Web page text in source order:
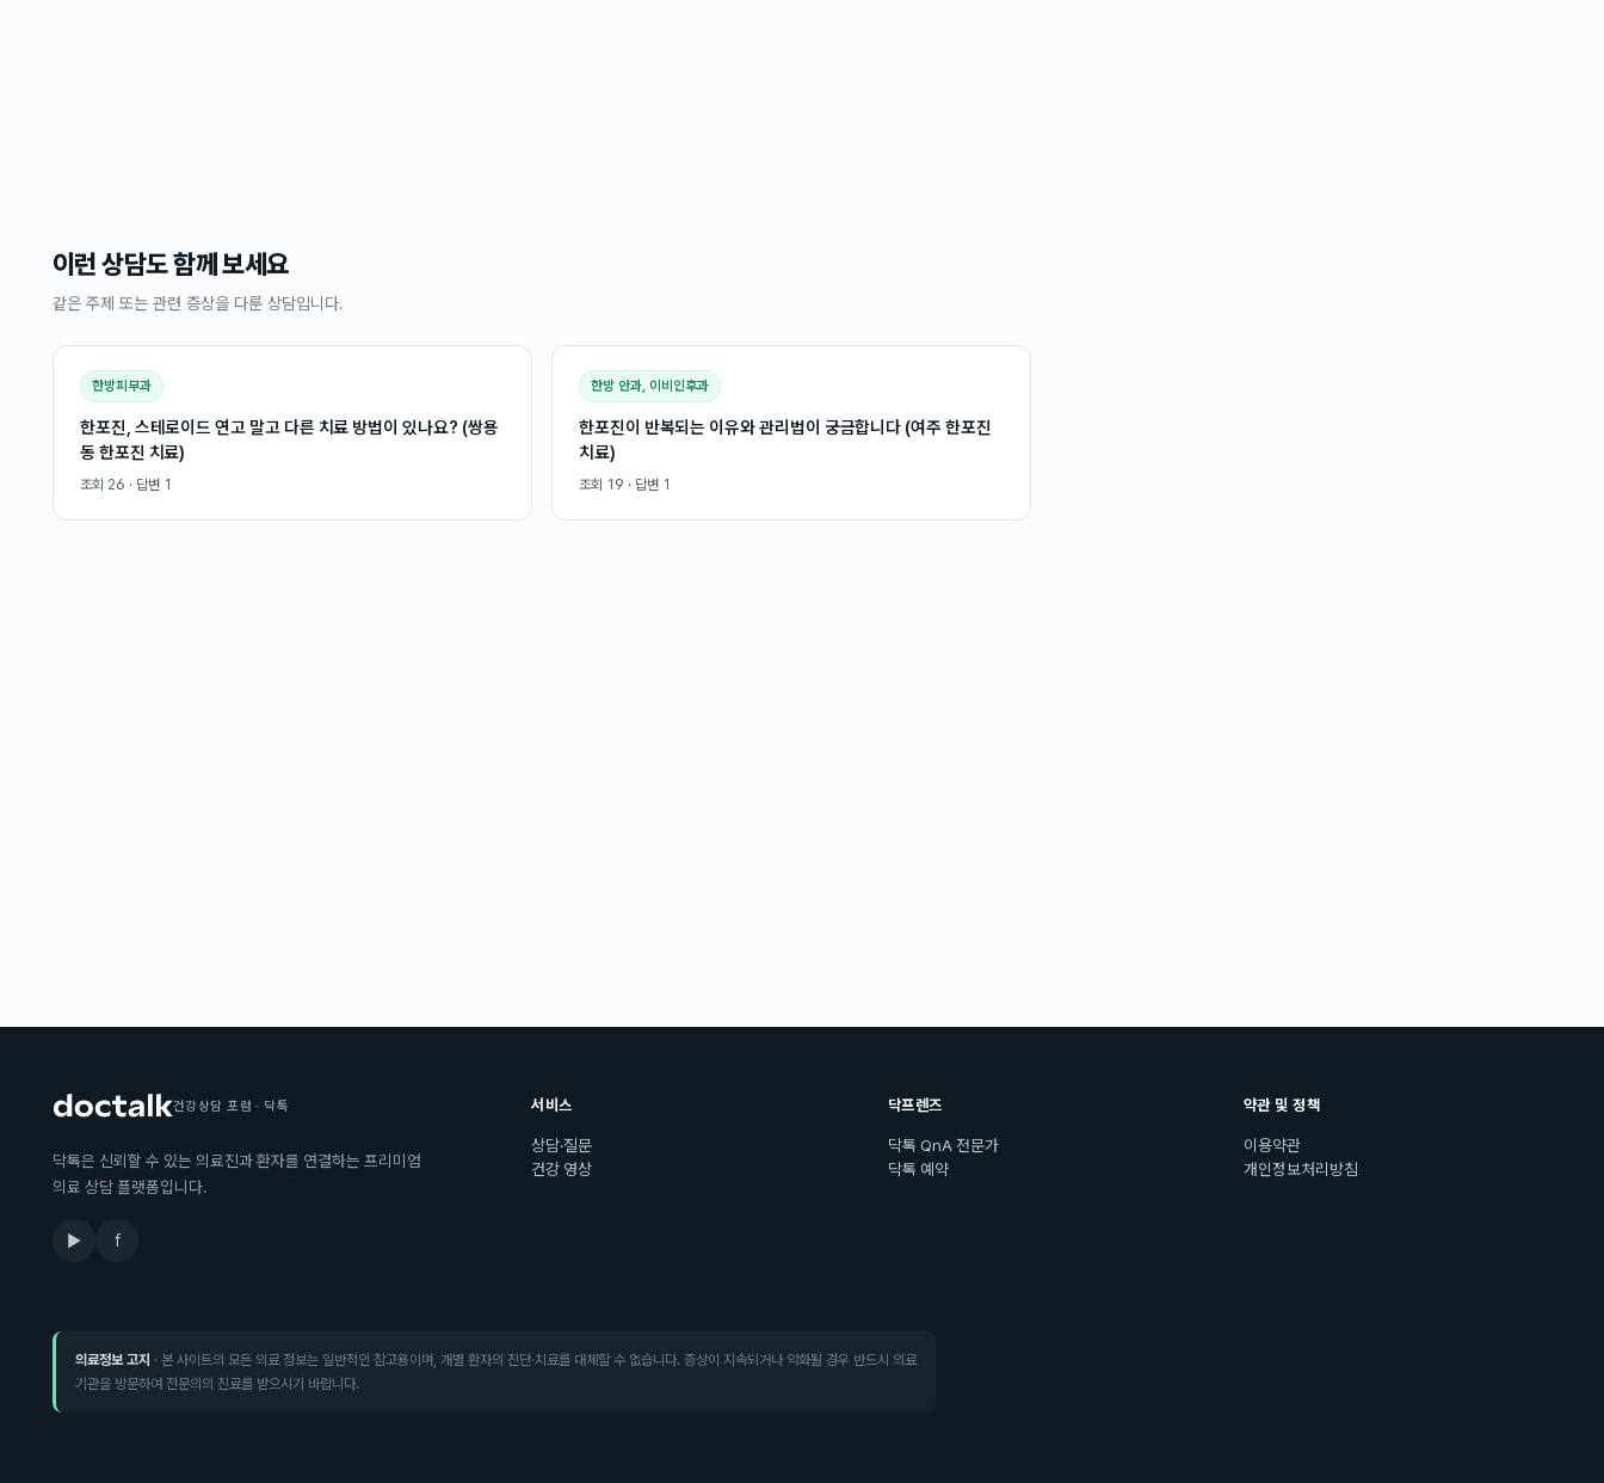
이런 상담도 함께 보세요
같은 주제 또는 관련 증상을 다룬 상담입니다.
한방피부과
한포진, 스테로이드 연고 말고 다른 치료 방법이 있나요? (쌍용
동 한포진 치료)
조회 26 · 답변 1
한방 안과, 이비인후과
한포진이 반복되는 이유와 관리법이 궁금합니다 (여주 한포진
치료)
조회 19 · 답변 1
건강상담 포럼 · 닥톡
닥톡은 신뢰할 수 있는 의료진과 환자를 연결하는 프리미엄
의료 상담 플랫폼입니다.
▶ f
서비스
상담·질문
건강 영상
닥프렌즈
닥톡 QnA 전문가
닥톡 예약
약관 및 정책
이용약관
개인정보처리방침
의료정보 고지 · 본 사이트의 모든 의료 정보는 일반적인 참고용이며, 개별 환자의 진단·치료를 대체할 수 없습니다. 증상이 지속되거나 악화될 경우 반드시 의료
기관을 방문하여 전문의의 진료를 받으시기 바랍니다.